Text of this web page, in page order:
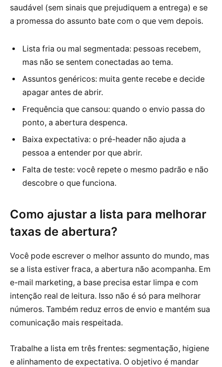
saudável (sem sinais que prejudiquem a entrega) e se
a promessa do assunto bate com o que vem depois.
Lista fria ou mal segmentada: pessoas recebem,
mas não se sentem conectadas ao tema.
Assuntos genéricos: muita gente recebe e decide
apagar antes de abrir.
Frequência que cansou: quando o envio passa do
ponto, a abertura despenca.
Baixa expectativa: o pré-header não ajuda a
pessoa a entender por que abrir.
Falta de teste: você repete o mesmo padrão e não
descobre o que funciona.
Como ajustar a lista para melhorar
taxas de abertura?
Você pode escrever o melhor assunto do mundo, mas
se a lista estiver fraca, a abertura não acompanha. Em
e-mail marketing, a base precisa estar limpa e com
intenção real de leitura. Isso não é só para melhorar
números. Também reduz erros de envio e mantém sua
comunicação mais respeitada.
Trabalhe a lista em três frentes: segmentação, higiene
e alinhamento de expectativa. O objetivo é mandar